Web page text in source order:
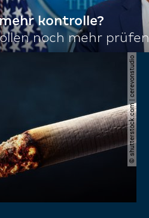
kontrolle?
noch mehr prüfen
© shutterstock.com | cerevonstudio